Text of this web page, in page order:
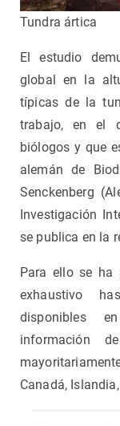
Tundra ártica
El estudio
global en la
típicas de la
trabajo, en el
biólogos y que
alemán de
Senckenberg
Investigación
se publica en la
Para ello se ha
exhaustivo
disponibles
información
Canadá,